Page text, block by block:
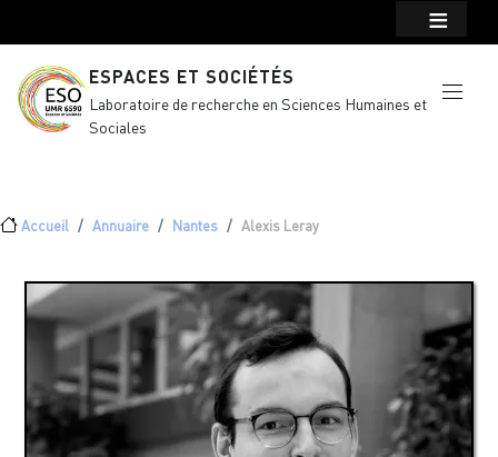
ESPACES ET SOCIÉTÉS
Laboratoire de recherche en Sciences Humaines et
Sociales
Fil d'Ariane
Accueil Annuaire Nantes Alexis Leray